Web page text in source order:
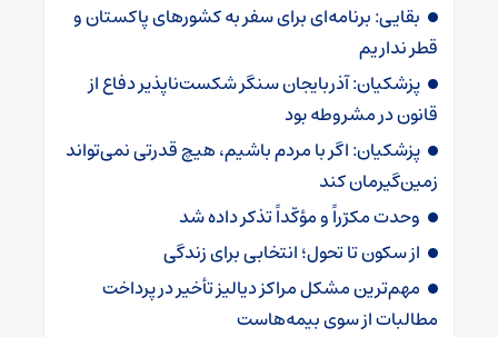
بقایی: برنامه‌ای برای سفر به کشورهای پاکستان و
قطر نداریم
پزشکیان: آذربایجان سنگر شکست‌ناپذیر دفاع از
قانون در مشروطه بود
پزشکیان: اگر با مردم باشیم، هیچ قدرتی نمی‌تواند
زمین‌گیرمان کند
وحدت مکرّراً و مؤکّداً تذکر داده شد
از سکون تا تحول؛ انتخابی برای زندگی
مهم‌ترین مشکل مراکز دیالیز تأخیر در پرداخت
مطالبات از سوی بیمه‌هاست